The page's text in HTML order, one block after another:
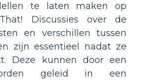
te laten maken op
Discussies over de
en verschillen tussen
zijn essentieel nadat ze
Deze kunnen door een
geleid in een